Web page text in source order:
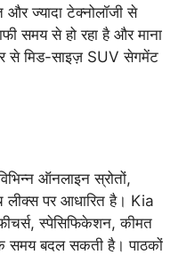
और ज्यादा टेक्नोलॉजी से
समय से हो रहा है और माना
से मिड-साइज़ SUV सेगमेंट
ऑनलाइन स्रोतों,
लीक्स पर आधारित है। Kia
स्पेसिफिकेशन, कीमत
समय बदल सकती है। पाठकों